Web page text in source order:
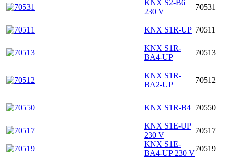
KNX S2-B6
230 V
70531
KNX S1R-UP 70511
KNX S1R-
BA4-UP
70513
KNX S1R-
BA2-UP
70512
KNX S1R-B4 70550
KNX S1E-UP
230 V
70517
KNX S1E-
BA4-UP 230 V
70519